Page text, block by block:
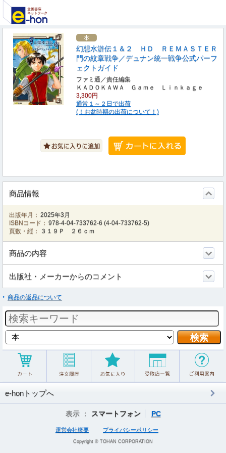
幻想水滸伝１＆２ ＨＤ ＲＥＭＡＳＴＥＲ
門の紋章戦争／デュナン統一戦争公式パーフ
ェクトガイド
ファミ通／責任編集
ＫＡＤＯＫＡＷＡ Ｇａｍｅ Ｌｉｎｋａｇｅ
3,300円
通常１～２日で出荷
(！お盆時期の出荷について！)
商品情報
出版年月： 2025年3月
ISBNコード： 978-4-04-733762-6 (4-04-733762-5)
頁数・縦：
３１９Ｐ ２６ｃｍ
商品の内容
出版社・メーカーからのコメント
商品の返品について
e-honトップへ
表示 ： スマートフォン PC
運営会社概要 プライバシーポリシー
Copyright © TOHAN CORPORATION